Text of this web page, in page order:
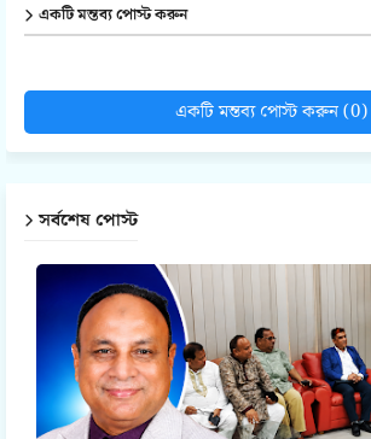
একটি মন্তব্য পোস্ট করুন
একটি মন্তব্য পোস্ট করুন (0)
সর্বশেষ পোস্ট